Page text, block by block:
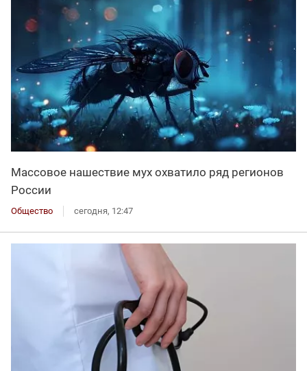
Массовое нашествие мух охватило ряд регионов
России
Общество сегодня, 12:47